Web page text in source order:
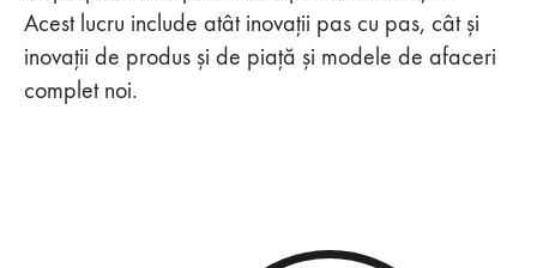
Acest lucru include atât inovații pas cu pas, cât și
inovații de produs și de piață și modele de afaceri
complet noi.